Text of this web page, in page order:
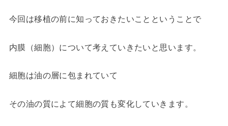
今回は移植の前に知っておきたいことということで
内膜（細胞）について考えていきたいと思います。
細胞は油の層に包まれていて
その油の質によて細胞の質も変化していきます。